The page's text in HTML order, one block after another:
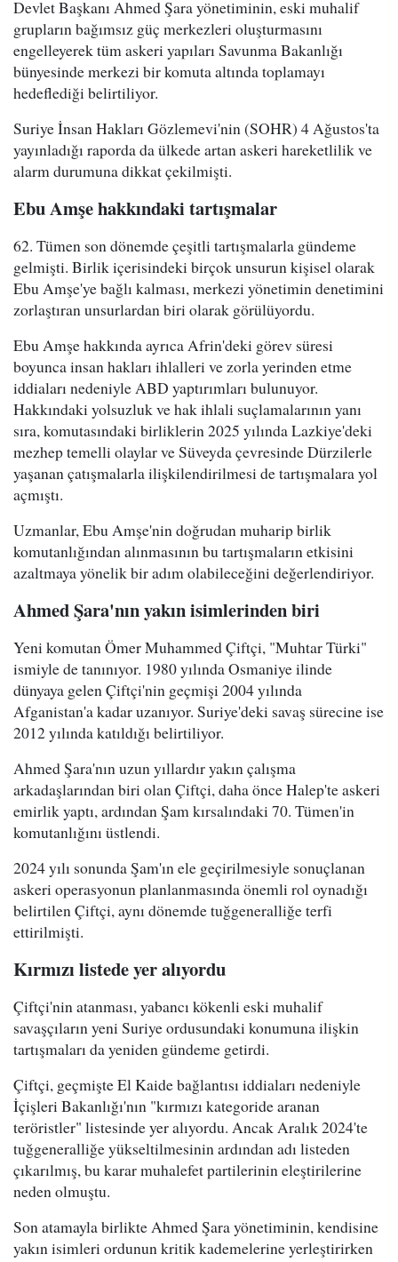
Devlet Başkanı Ahmed Şara yönetiminin, eski muhalif
grupların bağımsız güç merkezleri oluşturmasını
engelleyerek tüm askeri yapıları Savunma Bakanlığı
bünyesinde merkezi bir komuta altında toplamayı
hedeflediği belirtiliyor.
Suriye İnsan Hakları Gözlemevi'nin (SOHR) 4 Ağustos'ta
yayınladığı raporda da ülkede artan askeri hareketlilik ve
alarm durumuna dikkat çekilmişti.
Ebu Amşe hakkındaki tartışmalar
62. Tümen son dönemde çeşitli tartışmalarla gündeme
gelmişti. Birlik içerisindeki birçok unsurun kişisel olarak
Ebu Amşe'ye bağlı kalması, merkezi yönetimin denetimini
zorlaştıran unsurlardan biri olarak görülüyordu.
Ebu Amşe hakkında ayrıca Afrin'deki görev süresi
boyunca insan hakları ihlalleri ve zorla yerinden etme
iddiaları nedeniyle ABD yaptırımları bulunuyor.
Hakkındaki yolsuzluk ve hak ihlali suçlamalarının yanı
sıra, komutasındaki birliklerin 2025 yılında Lazkiye'deki
mezhep temelli olaylar ve Süveyda çevresinde Dürzilerle
yaşanan çatışmalarla ilişkilendirilmesi de tartışmalara yol
açmıştı.
Uzmanlar, Ebu Amşe'nin doğrudan muharip birlik
komutanlığından alınmasının bu tartışmaların etkisini
azaltmaya yönelik bir adım olabileceğini değerlendiriyor.
Ahmed Şara'nın yakın isimlerinden biri
Yeni komutan Ömer Muhammed Çiftçi, "Muhtar Türki"
ismiyle de tanınıyor. 1980 yılında Osmaniye ilinde
dünyaya gelen Çiftçi'nin geçmişi 2004 yılında
Afganistan'a kadar uzanıyor. Suriye'deki savaş sürecine ise
2012 yılında katıldığı belirtiliyor.
Ahmed Şara'nın uzun yıllardır yakın çalışma
arkadaşlarından biri olan Çiftçi, daha önce Halep'te askeri
emirlik yaptı, ardından Şam kırsalındaki 70. Tümen'in
komutanlığını üstlendi.
2024 yılı sonunda Şam'ın ele geçirilmesiyle sonuçlanan
askeri operasyonun planlanmasında önemli rol oynadığı
belirtilen Çiftçi, aynı dönemde tuğgeneralliğe terfi
ettirilmişti.
Kırmızı listede yer alıyordu
Çiftçi'nin atanması, yabancı kökenli eski muhalif
savaşçıların yeni Suriye ordusundaki konumuna ilişkin
tartışmaları da yeniden gündeme getirdi.
Çiftçi, geçmişte El Kaide bağlantısı iddiaları nedeniyle
İçişleri Bakanlığı'nın "kırmızı kategoride aranan
teröristler" listesinde yer alıyordu. Ancak Aralık 2024'te
tuğgeneralliğe yükseltilmesinin ardından adı listeden
çıkarılmış, bu karar muhalefet partilerinin eleştirilerine
neden olmuştu.
Son atamayla birlikte Ahmed Şara yönetiminin, kendisine
yakın isimleri ordunun kritik kademelerine yerleştirirken